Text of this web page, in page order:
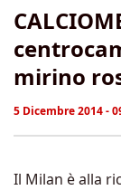
mirino
5 Dicembre 2014 -
Il Milan è alla